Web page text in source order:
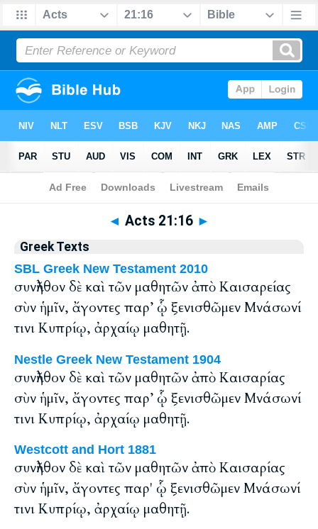
Bible >Greek > Acts 21:16
◄ Acts 21:16 ►
Greek Texts
SBL Greek New Testament 2010
συνῆλθον δὲ καὶ τῶν μαθητῶν ἀπὸ Καισαρείας
σὺν ἡμῖν, ἄγοντες παρ’ ᾧ ξενισθῶμεν Μνάσωνί
τινι Κυπρίῳ, ἀρχαίῳ μαθητῇ.
Nestle Greek New Testament 1904
συνῆλθον δὲ καὶ τῶν μαθητῶν ἀπὸ Καισαρίας
σὺν ἡμῖν, ἄγοντες παρ’ ᾧ ξενισθῶμεν Μνάσωνί
τινι Κυπρίῳ, ἀρχαίῳ μαθητῇ.
Westcott and Hort 1881
συνῆλθον δὲ καὶ τῶν μαθητῶν ἀπὸ Καισαρίας
σὺν ἡμῖν, ἄγοντες παρ' ᾧ ξενισθῶμεν Μνάσωνί
τινι Κυπρίῳ, ἀρχαίῳ μαθητῇ.